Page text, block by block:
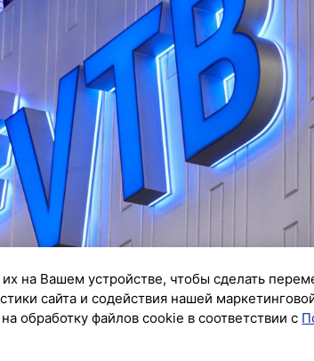
на Вашем устройстве, чтобы сделать
сайта и содействия нашей
обработку файлов cookie в соответствии с